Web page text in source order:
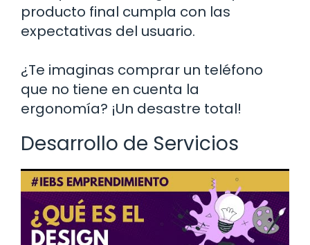
producto final cumpla con las
expectativas del usuario.
¿Te imaginas comprar un teléfono
que no tiene en cuenta la
ergonomía? ¡Un desastre total!
Desarrollo de Servicios